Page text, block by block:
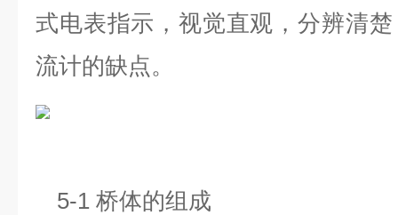
式电表指示，视觉直观，分辨清
流计的缺点。
5-1 桥体的组成